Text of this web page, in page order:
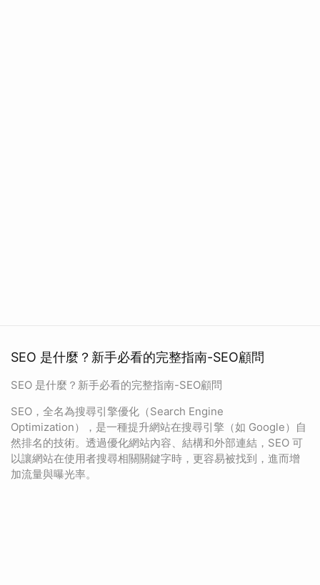
SEO 是什麼？新手必看的完整指南-SEO顧問
SEO 是什麼？新手必看的完整指南-SEO顧問
SEO，全名為搜尋引擎優化（Search Engine
Optimization），是一種提升網站在搜尋引擎（如 Google）自
然排名的技術。透過優化網站內容、結構和外部連結，SEO 可
以讓網站在使用者搜尋相關關鍵字時，更容易被找到，進而增
加流量與曝光率。